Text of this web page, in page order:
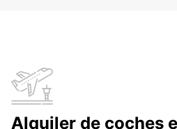
Alquiler de coches